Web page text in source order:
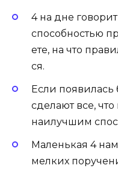
4 на дне
способностью
ете, на что
ся.
Если появилась
сделают все,
наилучшим
Ма­лень­кая 4
мелких